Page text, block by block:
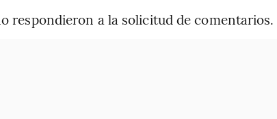
respondieron a la solicitud de comentarios.